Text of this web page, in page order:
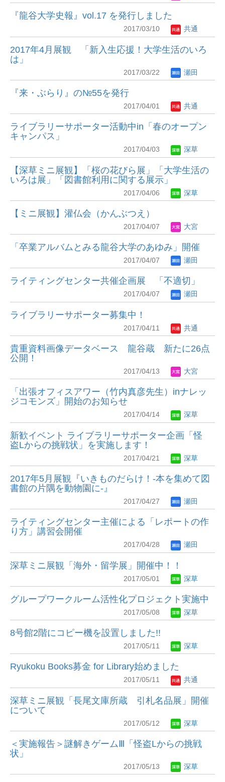
『龍谷大学史報』vol.17 を発行しました
2017/03/10 共通
2017年4月展観 「新入生応援！大学生活のいろ
は」
2017/03/22 瀬田
『来・ぶらり』の№55を発行
2017/04/01 共通
ライブラリーサポーター活動中in「春のオープン
キャンパス」
2017/04/03 深草
【深草ミニ展観】「桜の花びら展」「大学生活の
いろは展」「図書館利用に関する展示」
2017/04/06 深草
【ミニ展観】灌仏会（かんぶつえ）
2017/04/07 大宮
「卒業アルバムとみる龍谷大学のあゆみ」開催
2017/04/07 瀬田
ライティングセンター共催企画展 「不適切」
2017/04/07 瀬田
ライブラリーサポーター募集中！
2017/04/11 共通
貴重資料画像データベース 龍谷蔵 新たに26点
公開！
2017/04/13 大宮
「出張オフィスアワー（竹内真彦先生）inナレッ
ジコモンズ」開始のお知らせ
2017/04/14 深草
新歓イベント ライブラリーサポーター企画「怪
盗Lからの挑戦状」を実施します！
2017/04/21 深草
2017年5月展観『いきものだらけ！-本を集めて図
書館の片隅を動物園に-』
2017/04/27 瀬田
ライティングセンター主催による「レポートの作
り方」講習会開催
2017/04/28 瀬田
深草ミニ展観「海外・留学展」開催中！！
2017/05/01 深草
グループワークルーム活性化プロジェクト実施中
2017/05/08 深草
8号館2階にコピー機を設置しました!!
2017/05/11 深草
Ryukoku Books募金 for Library始めました
2017/05/11 共通
深草ミニ展観「長尾文庫所蔵 引札名品展」開催
について
2017/05/12 深草
＜実施報告＞謎解きゲームⅢ「怪盗Lからの挑戦
状」
2017/05/13 深草